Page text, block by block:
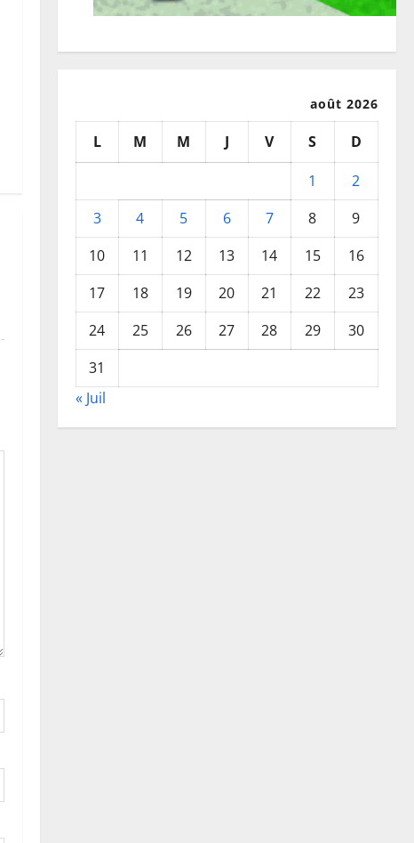
août 2026
L M M J V S
D
1
2
3
4 5 6 7 8
9
10
11 12 13 14 15
16
17
18 19 20 21 22
23
24
25 26 27 28 29
30
31
« Juil